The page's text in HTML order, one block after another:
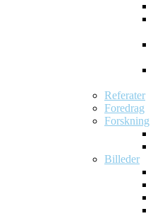
Referater
Foredrag
Forskning
Billeder